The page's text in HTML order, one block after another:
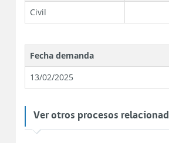
Civil
Fecha demanda
13/02/2025
Ver otros procesos